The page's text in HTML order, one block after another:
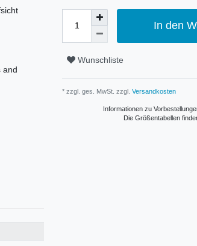
and
In den
Wunschliste
* zzgl. ges. MwSt. zzgl. Versandkosten
Informationen zu
Die Größentabellen